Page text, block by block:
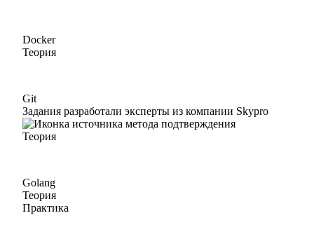
Docker
Теория
Git
Задания разработали эксперты из компании Skypro
Теория
Golang
Теория
Практика